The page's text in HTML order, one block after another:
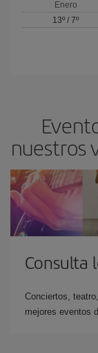
Enero
13º /7º
nuestros
Consulta
Conciertos,
mejores eventos